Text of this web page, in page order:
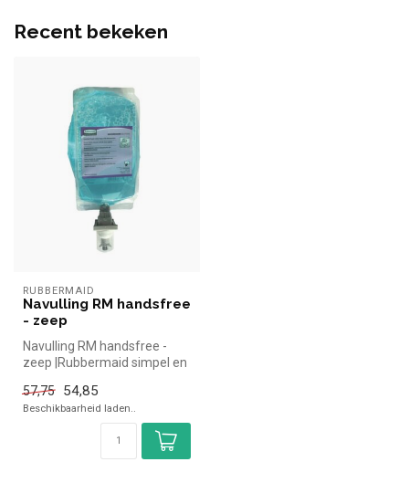
Recent bekeken
RUBBERMAID
Navulling RM handsfree
- zeep
Navulling RM handsfree -
zeep |Rubbermaid simpel en
horeca...
57,75 54,85
Beschikbaarheid laden..